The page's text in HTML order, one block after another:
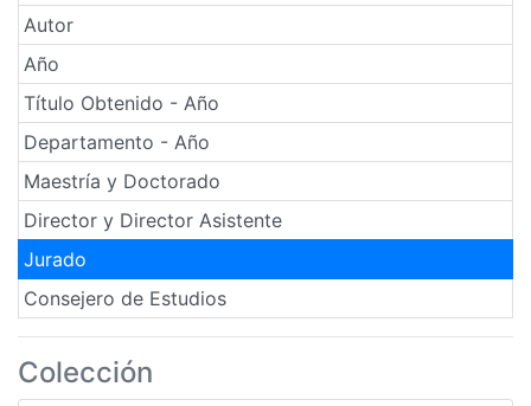
Autor
Año
Título Obtenido - Año
Departamento - Año
Maestría y Doctorado
Director y Director Asistente
Jurado
Consejero de Estudios
Colección